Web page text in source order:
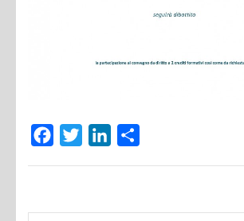
FacebookTwitterLinkedIn